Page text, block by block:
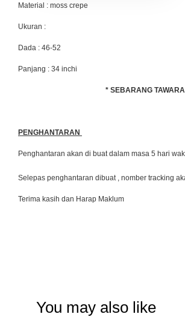
Material : moss crepe
Ukuran :
Dada : 46-52
Panjang : 34 inchi
* SEBARANG
PENGHANTARAN
Penghantaran akan di buat dalam masa 5 hari
Selepas penghantaran dibuat , nomber tracking
Terima kasih dan Harap Maklum
You may also like